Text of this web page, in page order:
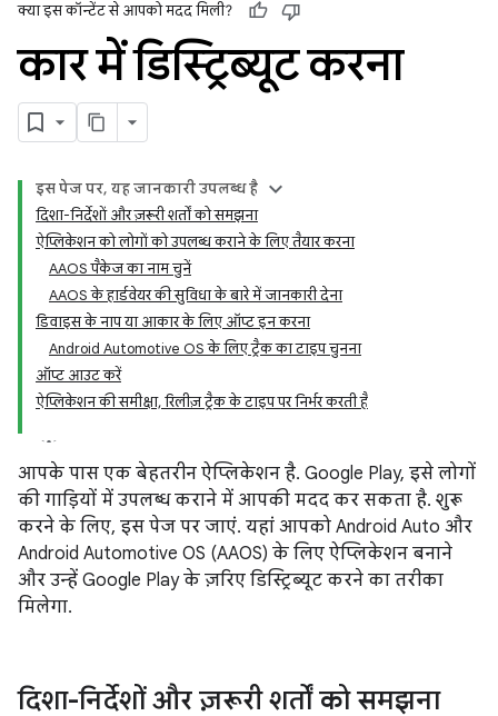
क्या इस कॉन्टेंट से आपको मदद मिली?
कार में डिस्ट्रिब्यूट करना
इस पेज पर, यह जानकारी उपलब्ध है
दिशा-निर्देशों और ज़रूरी शर्तों को समझना
ऐप्लिकेशन को लोगों को उपलब्ध कराने के लिए तैयार करना
AAOS पैकेज का नाम चुनें
AAOS के हार्डवेयर की सुविधा के बारे में जानकारी देना
डिवाइस के नाप या आकार के लिए ऑप्ट इन करना
Android Automotive OS के लिए ट्रैक का टाइप चुनना
ऑप्ट आउट करें
ऐप्लिकेशन की समीक्षा, रिलीज़ ट्रैक के टाइप पर निर्भर करती है
आपके पास एक बेहतरीन ऐप्लिकेशन है. Google Play, इसे लोगों
की गाड़ियों में उपलब्ध कराने में आपकी मदद कर सकता है. शुरू
करने के लिए, इस पेज पर जाएं. यहां आपको Android Auto और
Android Automotive OS (AAOS) के लिए ऐप्लिकेशन बनाने
और उन्हें Google Play के ज़रिए डिस्ट्रिब्यूट करने का तरीका
मिलेगा.
दिशा-निर्देशों और ज़रूरी शर्तों को समझना